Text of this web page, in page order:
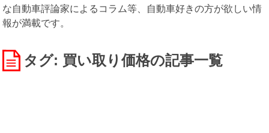
な自動車評論家によるコラム等、自動車好きの方が欲しい情
報が満載です。
タグ: 買い取り価格の記事一覧